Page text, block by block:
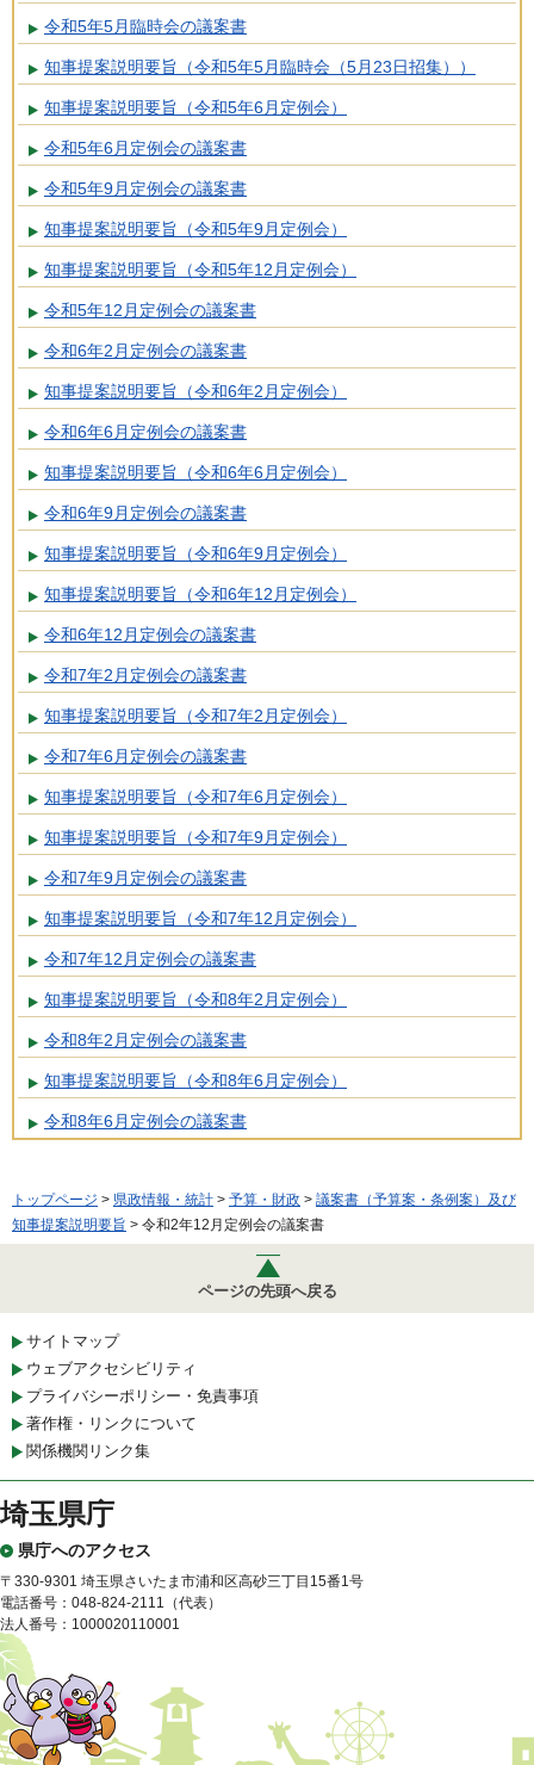
令和5年5月臨時会の議案書
知事提案説明要旨（令和5年5月臨時会（5月23日招集））
知事提案説明要旨（令和5年6月定例会）
令和5年6月定例会の議案書
令和5年9月定例会の議案書
知事提案説明要旨（令和5年9月定例会）
知事提案説明要旨（令和5年12月定例会）
令和5年12月定例会の議案書
令和6年2月定例会の議案書
知事提案説明要旨（令和6年2月定例会）
令和6年6月定例会の議案書
知事提案説明要旨（令和6年6月定例会）
令和6年9月定例会の議案書
知事提案説明要旨（令和6年9月定例会）
知事提案説明要旨（令和6年12月定例会）
令和6年12月定例会の議案書
令和7年2月定例会の議案書
知事提案説明要旨（令和7年2月定例会）
令和7年6月定例会の議案書
知事提案説明要旨（令和7年6月定例会）
知事提案説明要旨（令和7年9月定例会）
令和7年9月定例会の議案書
知事提案説明要旨（令和7年12月定例会）
令和7年12月定例会の議案書
知事提案説明要旨（令和8年2月定例会）
令和8年2月定例会の議案書
知事提案説明要旨（令和8年6月定例会）
令和8年6月定例会の議案書
トップページ > 県政情報・統計 > 予算・財政 > 議案書（予算案・条例案）及び
知事提案説明要旨 > 令和2年12月定例会の議案書
ページの先頭へ戻る
サイトマップ
ウェブアクセシビリティ
プライバシーポリシー・免責事項
著作権・リンクについて
関係機関リンク集
埼玉県庁
県庁へのアクセス
〒330-9301 埼玉県さいたま市浦和区高砂三丁目15番1号
電話番号：048-824-2111（代表）
法人番号：1000020110001